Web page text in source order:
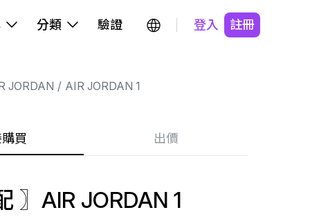
分類 驗證 登入 註冊
JORDAN AIR JORDAN 1
買 出價
〗AIR JORDAN 1